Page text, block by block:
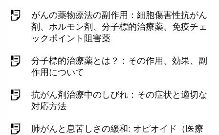
がんの薬物療法の副作用：細胞傷害性抗がん
剤、ホルモン剤、分子標的治療薬、免疫チェ
ックポイント阻害薬
分子標的治療薬とは？：その作用、効果、副
作用について
抗がん剤治療中のしびれ：その症状と適切な
対応方法
肺がんと息苦しさの緩和: オピオイド（医療